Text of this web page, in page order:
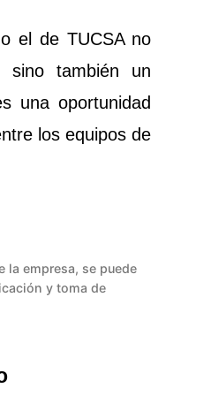
el de TUCSA no
sino también un
una oportunidad
los equipos de
la empresa, se puede
y toma de